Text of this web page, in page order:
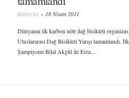
Haberler 18 Nisan 2011
Dünyanın ilk karbon nötr dağ bisikleti
Uluslararası Dağ Bisikleti Yarışı tamamlandı.
Şampiyonu Bilal Akgül ile Esra…